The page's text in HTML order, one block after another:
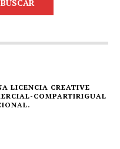
LICENCIA CREATIVE
COMPARTIRIGUAL